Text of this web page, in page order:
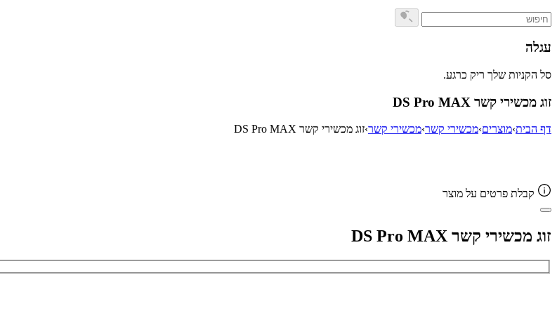
עגלה
סל הקניות שלך ריק כרגע.
זוג מכשירי קשר DS Pro MAX
דף הבית›מוצרים›מכשירי קשר›מכשירי קשר›זוג מכשירי קשר DS Pro MAX
קבלת פרטים על מוצר
זוג מכשירי קשר DS Pro MAX